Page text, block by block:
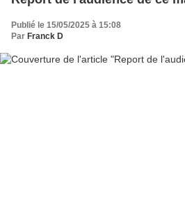
Publié le 15/05/2025 à 15:08
Par Franck D